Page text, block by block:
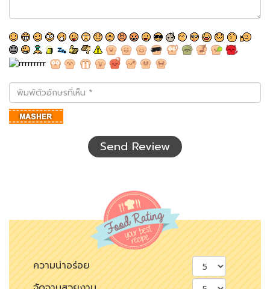
พิมพ์
ตัว
อักษร
ที่
Send Review
ความน่าอร่อย